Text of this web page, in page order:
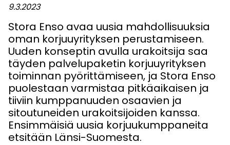
9.3.2023
Stora Enso avaa uusia mahdollisuuksia
oman korjuuyrityksen perustamiseen.
Uuden konseptin avulla urakoitsija saa
täyden palvelupaketin korjuuyrityksen
toiminnan pyörittämiseen, ja Stora Enso
puolestaan varmistaa pitkäaikaisen ja
tiiviin kumppanuuden osaavien ja
sitoutuneiden urakoitsijoiden kanssa.
Ensimmäisiä uusia korjuukumppaneita
etsitään Länsi-Suomesta.